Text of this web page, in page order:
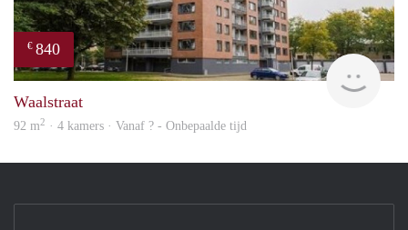
€ 840
Waalstraat
92 m2 · 4 kamers · Vanaf ? - Onbepaalde tijd